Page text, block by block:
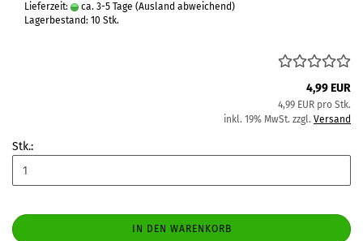
Lieferzeit:
ca. 3-5 Tage (Ausland abweichend)
Lagerbestand: 10 Stk.
4,99 EUR
4,99 EUR pro Stk.
inkl. 19% MwSt. zzgl. Versand
Stk.:
IN DEN WARENKORB